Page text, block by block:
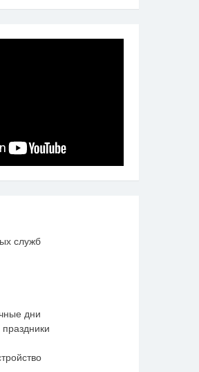
служб
дни